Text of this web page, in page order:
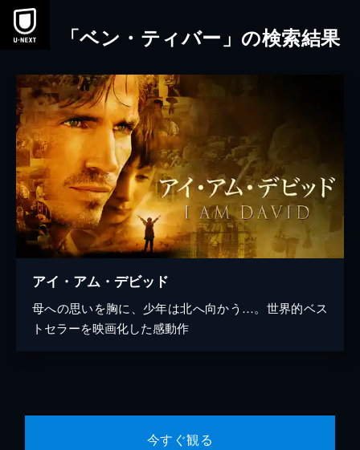
本文へスキップ
「ベン・ティバー」の検索結果
アイ・アム・デビッド
母への思いを胸に、少年は北へ向かう…。世界的ベス
トセラーを映画化した感動作
今すぐ観る